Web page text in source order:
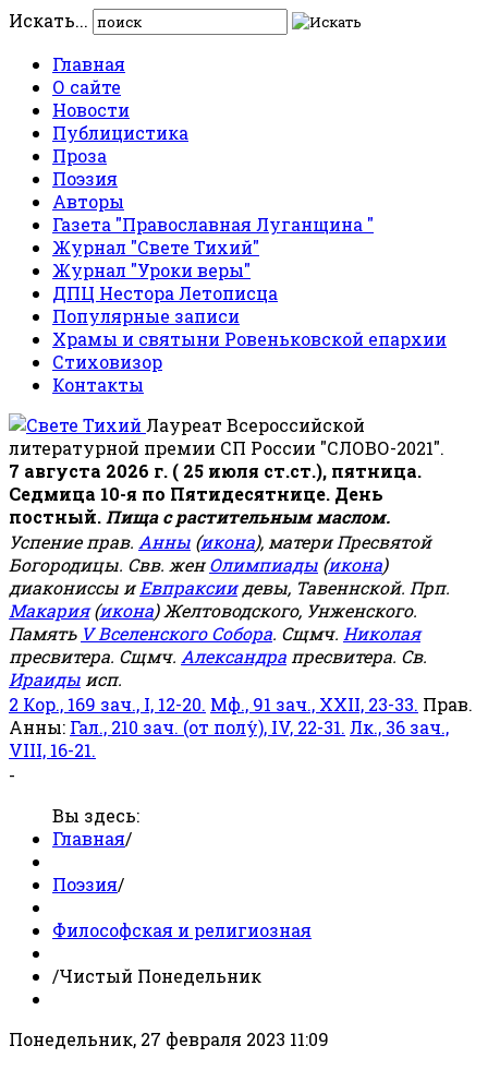
Искать...
Главная
О сайте
Новости
Публицистика
Проза
Поэзия
Авторы
Газета "Православная Луганщина "
Журнал "Свете Тихий"
Журнал "Уроки веры"
ДПЦ Нестора Летописца
Популярные записи
Храмы и святыни Ровеньковской епархии
Стиховизор
Контакты
Лауреат Всероссийской
литературной премии СП России "СЛОВО-2021".
7 августа 2026 г. ( 25 июля ст.ст.), пятница.
Седмица 10-я по Пятидесятнице. День
постный. Пища с растительным маслом.
Успение прав. Анны (икона), матери Пресвятой
Богородицы. Свв. женОлимпиады (икона)
диакониссы иЕвпраксиидевы, Тавеннской. Прп.
Макария(икона) Желтоводского, Унженского.
Память V Вселенского Собора. Сщмч. Николая
пресвитера. Сщмч. Александра пресвитера. Св.
Ираиды исп.
2 Кор., 169 зач., I, 12-20. Мф., 91 зач., XXII, 23-33. Прав.
Анны: Гал., 210 зач. (от полу́), IV, 22-31. Лк., 36 зач.,
VIII, 16-21.
-
Вы здесь:
Главная/
Поэзия/
Философская и религиозная
/Чистый Понедельник
Понедельник, 27 февраля 2023 11:09